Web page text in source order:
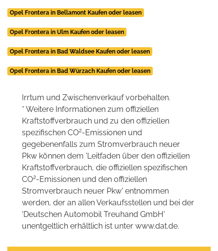
Opel Frontera in Bellamont Kaufen oder leasen
Opel Frontera in Ulm Kaufen oder leasen
Opel Frontera in Bad Waldsee Kaufen oder leasen
Opel Frontera in Bad Würzach Kaufen oder leasen
Irrtum und Zwischenverkauf vorbehalten.
* Weitere Informationen zum offiziellen
Kraftstoffverbrauch und zu den offiziellen
spezifischen CO2-Emissionen und
gegebenenfalls zum Stromverbrauch neuer
Pkw können dem 'Leitfaden über den offiziellen
Kraftstoffverbrauch, die offiziellen spezifischen
CO2-Emissionen und den offiziellen
Stromverbrauch neuer Pkw' entnommen
werden, der an allen Verkaufsstellen und bei der
'Deutschen Automobil Treuhand GmbH'
unentgeltlich erhältlich ist unter www.dat.de.